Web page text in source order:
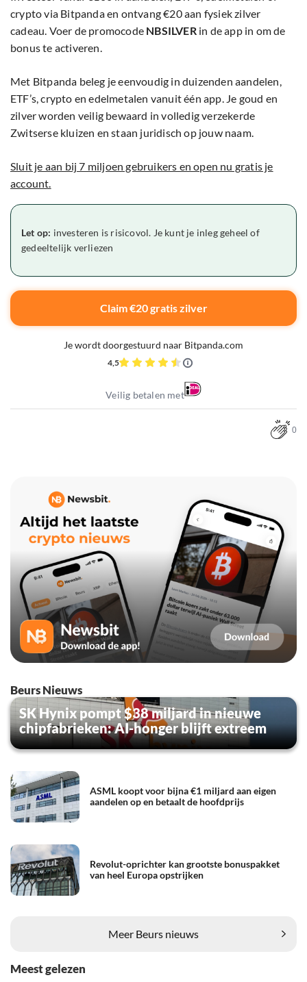
crypto via Bitpanda en ontvang €20 aan fysiek zilver
cadeau. Voer de promocode NBSILVERin de app in om de
bonus te activeren.
Met Bitpanda beleg je eenvoudig in duizenden aandelen,
ETF’s, crypto en edelmetalen vanuit één app. Je goud en
zilver worden veilig bewaard in volledig verzekerde
Zwitserse kluizen en staan juridisch op jouw naam.
Sluit je aan bij 7 miljoen gebruikers en open nu gratis je
account.
Let op: investeren is risicovol. Je kunt je inleg geheel of
gedeeltelijk verliezen
Claim €20 gratis zilver
Je wordt doorgestuurd naar Bitpanda.com
4,5
Veilig betalen met
0
Beurs Nieuws
SK Hynix pompt $38 miljard in nieuwe
chipfabrieken: AI-honger blijft extreem
ASML koopt voor bijna €1 miljard aan eigen
aandelen op en betaalt de hoofdprijs
Revolut-oprichter kan grootste bonuspakket
van heel Europa opstrijken
Meer Beurs nieuws
Meest gelezen